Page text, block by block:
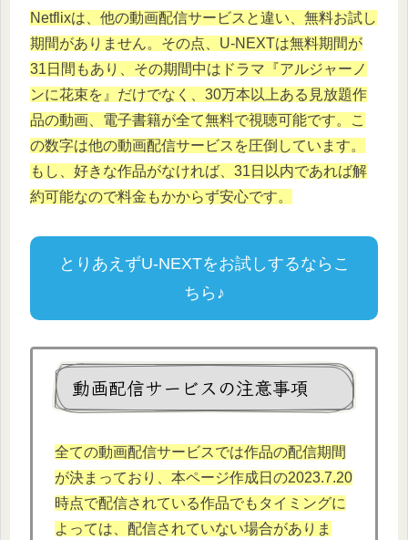
Netflixは、他の動画配信サービスと違い、無料お試し
期間がありません。その点、U-NEXTは無料期間が
31日間もあり、その期間中はドラマ『アルジャーノ
ンに花束を』だけでなく、30万本以上ある見放題作
品の動画、電子書籍が全て無料で視聴可能です。こ
の数字は他の動画配信サービスを圧倒しています。
もし、好きな作品がなければ、31日以内であれば解
約可能なので料金もかからず安心です。
とりあえずU-NEXTをお試しするならこ
ちら♪
動画配信サービスの注意事項
全ての動画配信サービスでは作品の配信期間
が決まっており、本ページ作成日の2023.7.20
時点で配信されている作品でもタイミングに
よっては、配信されていない場合がありま